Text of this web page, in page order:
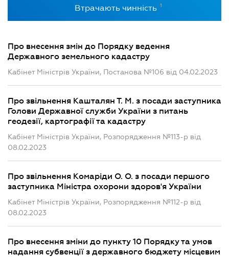
Втрачають чинність 1
Про внесення змін до Порядку ведення
Державного земельного кадастру
Кабінет Міністрів України, Постанова №106 від 04.02.2023
Про звільнення Кашталян Т. М. з посади заступника
Голови Державної служби України з питань
геодезії, картографії та кадастру
Кабінет Міністрів України, Розпорядження №113-р від
08.02.2023
Про звільнення Комаріди О. О. з посади першого
заступника Міністра охорони здоров'я України
Кабінет Міністрів України, Розпорядження №112-р від
08.02.2023
Про внесення зміни до пункту 10 Порядку та умов
надання субвенції з державного бюджету місцевим